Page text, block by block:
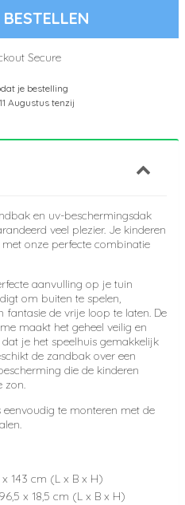
je bestelling
Augustus tenzij
en uv-beschermingsdak
veel plezier. Je kinderen
onze perfecte combinatie
aanvulling op je tuin
om buiten te spelen,
fantasie de vrije loop te laten. De
maakt het geheel veilig en
je het speelhuis gemakkelijk
de zandbak over een
die de kinderen
zon.
te monteren met de
143 cm (L x B x H)
x 18,5 cm (L x B x H)